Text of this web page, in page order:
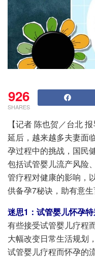
926
SHARES
【记者 陈也贺／台北
延后，越来越多夫妻面
孕过程中的挑战，国民
包括试管婴儿流产风险
管疗程对健康的影响，
供备孕7秘诀，助有意生
迷思1：试管婴儿怀孕
有些接受试管婴儿疗程
大幅改变日常生活规划
试管婴儿疗程而怀孕的